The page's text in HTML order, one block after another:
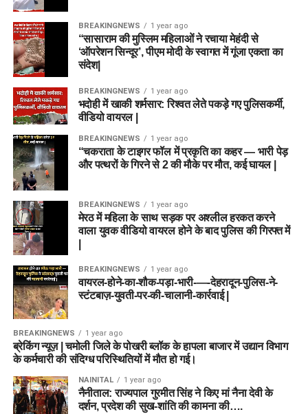
BREAKINGNEWS 1 year ago
“सासाराम की मुस्लिम महिलाओं ने रचाया मेहंदी से
‘ऑपरेशन सिन्दूर’, पीएम मोदी के स्वागत में गूंजा एकता का
संदेश|
BREAKINGNEWS 1 year ago
भदोही में खाकी शर्मसार: रिश्वत लेते पकड़े गए पुलिसकर्मी,
वीडियो वायरल |
BREAKINGNEWS 1 year ago
“चकराता के टाइगर फॉल में प्रकृति का कहर — भारी पेड़
और पत्थरों के गिरने से 2 की मौके पर मौत, कई घायल |
BREAKINGNEWS 1 year ago
मेरठ में महिला के साथ सड़क पर अश्लील हरकत करने
वाला युवक वीडियो वायरल होने के बाद पुलिस की गिरफ्त में
BREAKINGNEWS 1 year ago
वायरल-होने-का-शौक-पड़ा-भारी-—-देहरादून-पुलिस-ने-
स्टंटबाज़-युवती-पर-की-चालानी-कार्रवाई |
BREAKINGNEWS 1 year ago
ब्रेकिंग न्यूज़ | चमोली जिले के पोखरी ब्लॉक के हापला बाजार में उद्यान विभाग
के कर्मचारी की संदिग्ध परिस्थितियों में मौत हो गई।
NAINITAL 1 year ago
नैनीताल: राज्यपाल गुरमीत सिंह ने किए मां नैना देवी के
दर्शन, प्रदेश की सुख-शांति की कामना की….